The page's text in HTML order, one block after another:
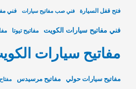
فتح قفل السيارة فني صب مفاتيح سيارات فني
فني مفاتيح سيارات الكويت مفاتيح تيوتا
مفاتيح سيارات
مفاتيح سيارات حولي مفاتيح مرسيدس